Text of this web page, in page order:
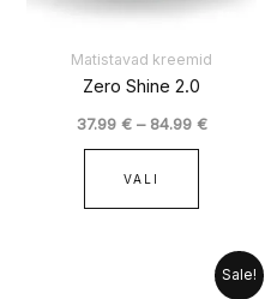
Matistavad kreemid
Zero Shine 2.0
37.99 € – 84.99 €
VALI
tootelehel.
Sale!
Praegune
hind